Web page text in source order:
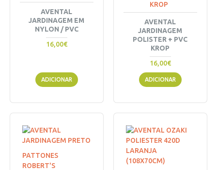
AVENTAL
JARDINAGEM EM
NYLON / PVC
16,00€
ADICIONAR
KROP
AVENTAL
JARDINAGEM
POLISTER + PVC
KROP
16,00€
ADICIONAR
PATTONES
ROBERT'S